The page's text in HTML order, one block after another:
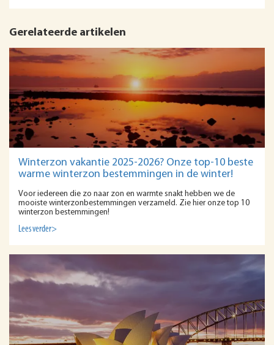
Gerelateerde artikelen
Winterzon vakantie 2025-2026? Onze top-10 beste
warme winterzon bestemmingen in de winter!
Voor iedereen die zo naar zon en warmte snakt hebben we de
mooiste winterzonbestemmingen verzameld. Zie hier onze top 10
winterzon bestemmingen!
Lees verder>